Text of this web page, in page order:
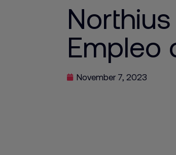
Empleo
November 7, 2023